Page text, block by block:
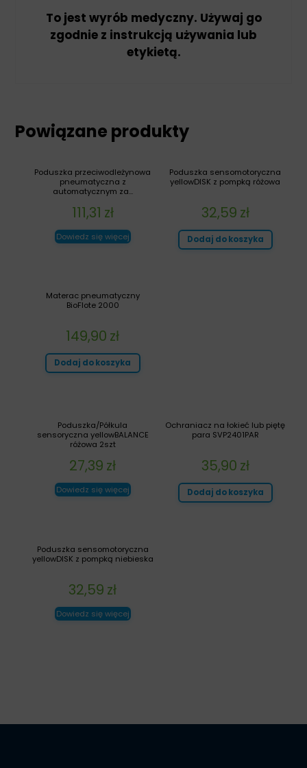
To jest wyrób medyczny. Używaj go
zgodnie z instrukcją używania lub
etykietą.
Powiązane produkty
Poduszka sensomotoryczna
yellowDISK z pompką różowa
32,59 zł
Dodaj do koszyka
Poduszka przeciwodleżynowa
pneumatyczna z
automatycznym za...
111,31 zł
Dowiedz się więcej
Materac pneumatyczny
BioFlote 2000
149,90 zł
Dodaj do koszyka
Ochraniacz na łokieć lub piętę
para SVP2401PAR
35,90 zł
Dodaj do koszyka
Poduszka/Półkula
sensoryczna yellowBALANCE
różowa 2szt
27,39 zł
Dowiedz się więcej
Poduszka sensomotoryczna
yellowDISK z pompką niebieska
32,59 zł
Dowiedz się więcej